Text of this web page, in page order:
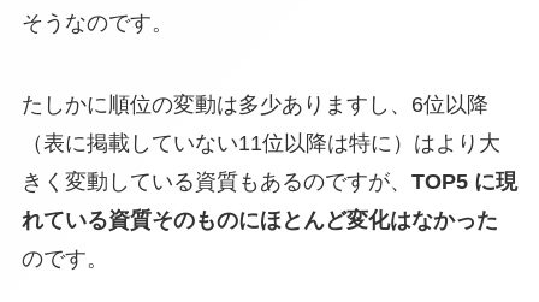
そうなのです。
たしかに順位の変動は多少ありますし、6位以降
（表に掲載していない11位以降は特に）はより大
きく変動している資質もあるのですが、 TOP5 に現
れている資質そのものにほとんど変化はなかった
のです。